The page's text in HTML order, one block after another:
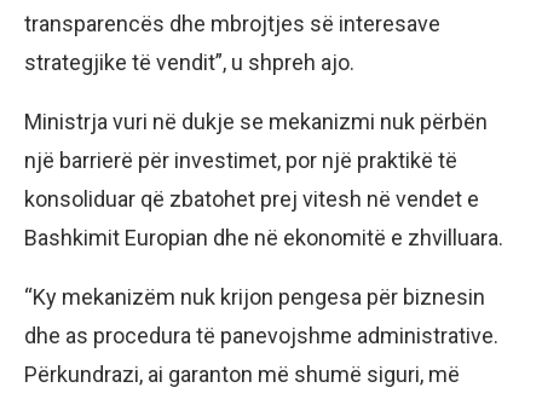
transparencës dhe mbrojtjes së interesave
strategjike të vendit”, u shpreh ajo.
Ministrja vuri në dukje se mekanizmi nuk përbën
një barrierë për investimet, por një praktikë të
konsoliduar që zbatohet prej vitesh në vendet e
Bashkimit Europian dhe në ekonomitë e zhvilluara.
“Ky mekanizëm nuk krijon pengesa për biznesin
dhe as procedura të panevojshme administrative.
Përkundrazi, ai garanton më shumë siguri, më